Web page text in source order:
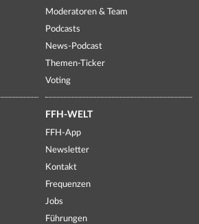
Moderatoren & Team
Podcasts
News-Podcast
Themen-Ticker
Voting
FFH-WELT
FFH-App
Newsletter
Kontakt
Frequenzen
Jobs
Führungen